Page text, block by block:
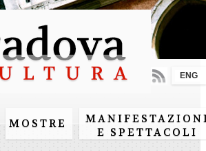
MOSTRE
E SPETTACOLI
ENG